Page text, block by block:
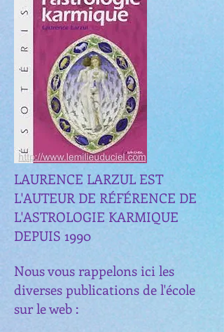
LAURENCE LARZUL EST
L'AUTEUR DE RÉFÉRENCE DE
L'ASTROLOGIE KARMIQUE
DEPUIS 1990
Nous vous rappelons ici les
diverses publications de l'école
sur le web :